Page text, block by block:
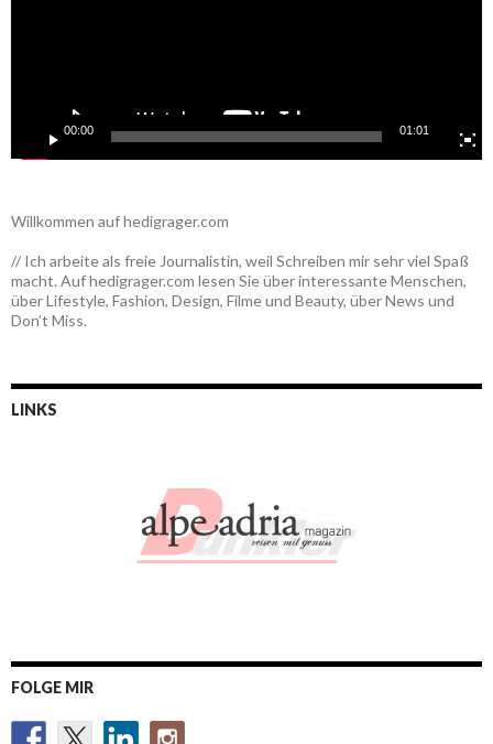
00:00 01:01
Willkommen auf hedigrager.com
// Ich arbeite als freie Journalistin, weil Schreiben mir sehr viel Spaß
macht. Auf hedigrager.com lesen Sie über interessante Menschen,
über Lifestyle, Fashion, Design, Filme und Beauty, über News und
Don’t Miss.
LINKS
FOLGE MIR